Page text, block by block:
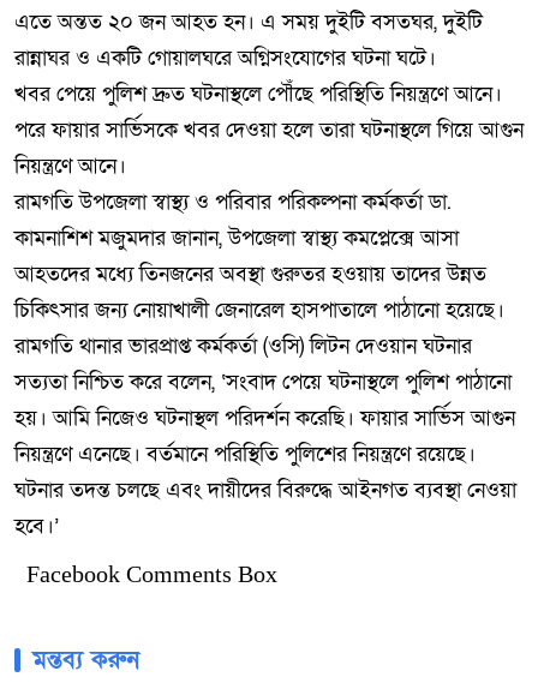
এতে অন্তত ২০ জন আহত হন। এ সময় দুইটি বসতঘর, দুইটি
রান্নাঘর ও একটি গোয়ালঘরে অগ্নিসংযোগের ঘটনা ঘটে।
খবর পেয়ে পুলিশ দ্রুত ঘটনাস্থলে পৌঁছে পরিস্থিতি নিয়ন্ত্রণে আনে।
পরে ফায়ার সার্ভিসকে খবর দেওয়া হলে তারা ঘটনাস্থলে গিয়ে আগুন
নিয়ন্ত্রণে আনে।
রামগতি উপজেলা স্বাস্থ্য ও পরিবার পরিকল্পনা কর্মকর্তা ডা.
কামনাশিশ মজুমদার জানান, উপজেলা স্বাস্থ্য কমপ্লেক্সে আসা
আহতদের মধ্যে তিনজনের অবস্থা গুরুতর হওয়ায় তাদের উন্নত
চিকিৎসার জন্য নোয়াখালী জেনারেল হাসপাতালে পাঠানো হয়েছে।
রামগতি থানার ভারপ্রাপ্ত কর্মকর্তা (ওসি) লিটন দেওয়ান ঘটনার
সত্যতা নিশ্চিত করে বলেন, ‘সংবাদ পেয়ে ঘটনাস্থলে পুলিশ পাঠানো
হয়। আমি নিজেও ঘটনাস্থল পরিদর্শন করেছি। ফায়ার সার্ভিস আগুন
নিয়ন্ত্রণে এনেছে। বর্তমানে পরিস্থিতি পুলিশের নিয়ন্ত্রণে রয়েছে।
ঘটনার তদন্ত চলছে এবং দায়ীদের বিরুদ্ধে আইনগত ব্যবস্থা নেওয়া
হবে।’
Facebook Comments Box
মন্তব্য করুন